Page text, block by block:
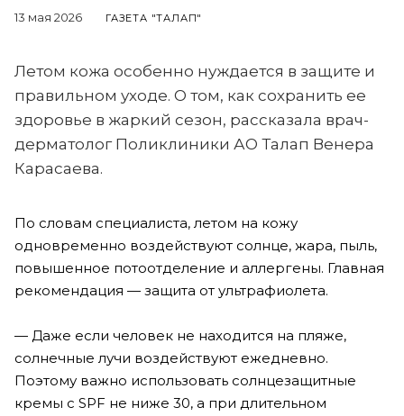
13 мая 2026 ГАЗЕТА "ТАЛАП"
Летом кожа особенно нуждается в защите и
правильном уходе. О том, как сохранить ее
здоровье в жаркий сезон, рассказала врач-
дерматолог Поликлиники АО Талап Венера
Карасаева.
По словам специалиста, летом на кожу
одновременно воздействуют солнце, жара, пыль,
повышенное потоотделение и аллергены. Главная
рекомендация — защита от ультрафиолета.
— Даже если человек не находится на пляже,
солнечные лучи воздействуют ежедневно.
Поэтому важно использовать солнцезащитные
кремы с SPF не ниже 30, а при длительном